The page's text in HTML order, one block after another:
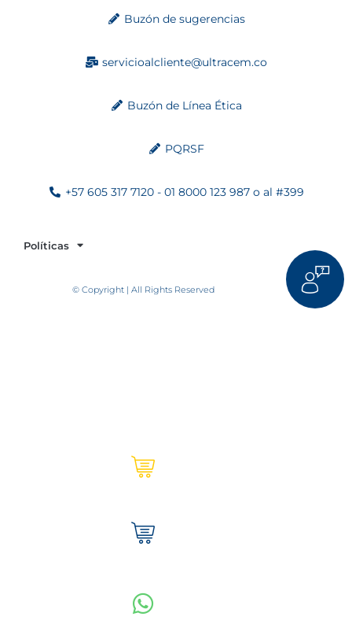
Buzón de sugerencias
servicioalcliente@ultracem.co
Buzón de Línea Ética
PQRSF
+57 605 317 7120 - 01 8000 123 987 o al #399
Políticas
© Copyright | All Rights Reserved